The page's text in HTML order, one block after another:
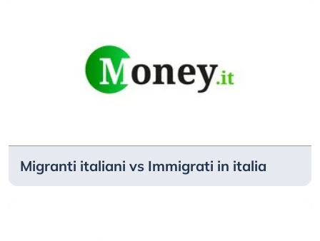
Migranti italiani vs Immigrati in italia